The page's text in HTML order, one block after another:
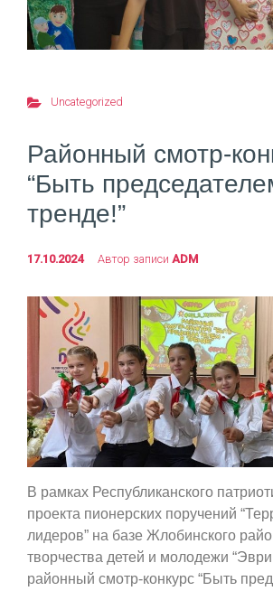
Uncategorized
Районный смотр-
“Быть
тренде!”
17.10.2024 Автор записи ADM
В рамках Республиканского
проекта пионерских поручений
лидеров” на базе Жлобинского
творчества детей и молодежи
районный смотр-конкурс “Быть